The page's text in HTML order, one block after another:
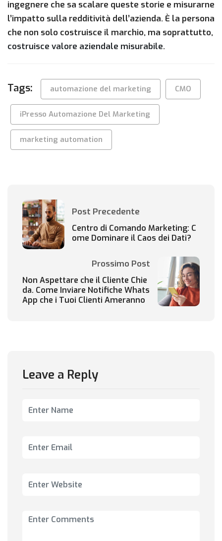
ingegnere che sa scalare queste storie e misurarne
l’impatto sulla redditività dell’azienda. È la persona
che non solo costruisce il marchio, ma soprattutto,
costruisce valore aziendale misurabile.
Tags: automazione del marketing CMO
iPresso Automazione Del Marketing
marketing automation
Post Precedente
Centro di Comando Marketing: C
ome Dominare il Caos dei Dati?
Prossimo Post
Non Aspettare che il Cliente Chie
da. Come Inviare Notifiche Whats
App che i Tuoi Clienti Ameranno
Leave a Reply